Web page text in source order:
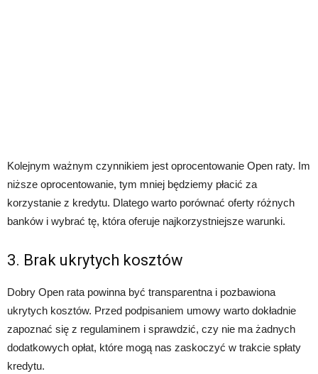
Kolejnym ważnym czynnikiem jest oprocentowanie Open raty. Im
niższe oprocentowanie, tym mniej będziemy płacić za
korzystanie z kredytu. Dlatego warto porównać oferty różnych
banków i wybrać tę, która oferuje najkorzystniejsze warunki.
3. Brak ukrytych kosztów
Dobry Open rata powinna być transparentna i pozbawiona
ukrytych kosztów. Przed podpisaniem umowy warto dokładnie
zapoznać się z regulaminem i sprawdzić, czy nie ma żadnych
dodatkowych opłat, które mogą nas zaskoczyć w trakcie spłaty
kredytu.